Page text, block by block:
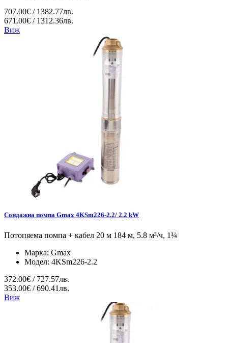
707.00€ / 1382.77лв.
671.00€ / 1312.36лв.
Виж
Сондажна помпа Gmax 4KSm226-2.2/ 2.2 kW
Потопяема помпа + кабел 20 м 184 м, 5.8 м³/ч, 1¼
Марка: Gmax
Модел: 4KSm226-2.2
372.00€ / 727.57лв.
353.00€ / 690.41лв.
Виж